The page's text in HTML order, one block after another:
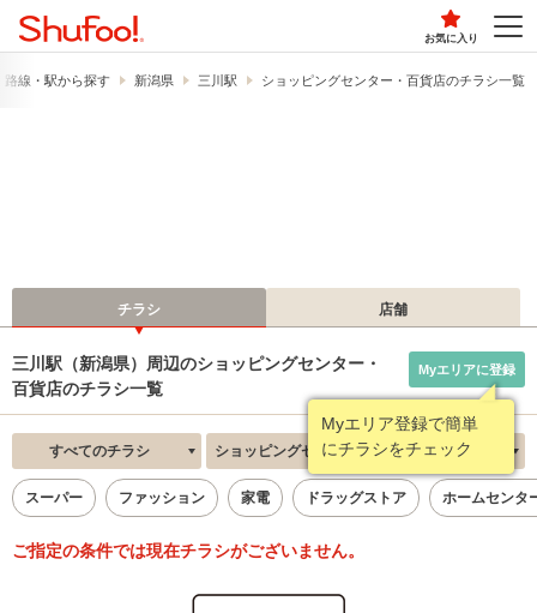
お気に入り
路線・駅から探す 新潟県 三川駅 ショッピングセンター・百貨店のチラシ一覧
チラシ 店舗
三川駅（新潟県）周辺のショッピングセンター・
百貨店のチラシ一覧
Myエリア登録で簡単
にチラシをチェック
Myエリアに登録
すべてのチラシ ショッピングセンター・百貨店 新着順
スーパー ファッション 家電 ドラッグストア ホームセンタ
ご指定の条件では現在チラシがございません。